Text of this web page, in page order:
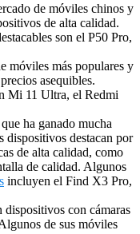
de móviles chinos y
de alta calidad.
son el P50 Pro,
móviles más populares y
asequibles.
Mi 11 Ultra, el Redmi
ha ganado mucha
dispositivos destacan por
de alta calidad, como
de calidad. Algunos
incluyen el Find X3 Pro,
dispositivos con cámaras
de sus móviles